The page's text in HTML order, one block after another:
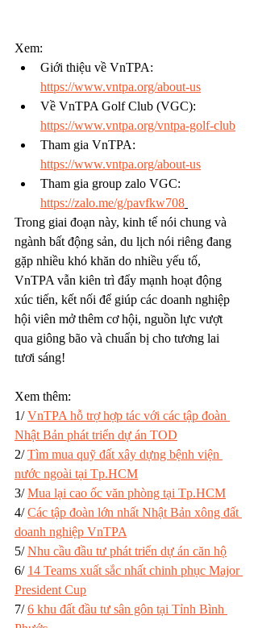
Xem:
Giới thiệu về VnTPA:
https://www.vntpa.org/about-us
Về VnTPA Golf Club (VGC):
https://www.vntpa.org/vntpa-golf-club
Tham gia VnTPA:
https://www.vntpa.org/about-us
Tham gia group zalo VGC:
https://zalo.me/g/pavfkw708
Trong giai đoạn này, kinh tế nói chung và
ngành bất động sản, du lịch nói riêng đang
gặp nhiều khó khăn do nhiều yếu tố,
VnTPA vẫn kiên trì đẩy mạnh hoạt động
xúc tiến, kết nối để giúp các doanh nghiệp
hội viên mở thêm cơ hội, nguồn lực vượt
qua giông bão và chuẩn bị cho tương lai
tươi sáng!
Xem thêm:
1/ VnTPA hỗ trợ hợp tác với các tập đoàn
Nhật Bản phát triển dự án TOD
2/ Tìm mua quỹ đất xây dựng bệnh viện
nước ngoài tại Tp.HCM
3/ Mua lại cao ốc văn phòng tại Tp.HCM
4/ Các tập đoàn lớn nhất Nhật Bản xông đất
doanh nghiệp VnTPA
5/ Nhu cầu đầu tư phát triển dự án căn hộ
6/ 14 Teams xuất sắc nhất chinh phục Major
President Cup
7/ 6 khu đất đầu tư sân gôn tại Tỉnh Bình